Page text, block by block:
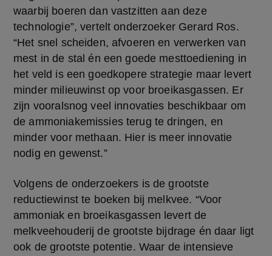
waarbij boeren dan vastzitten aan deze
technologie”, vertelt onderzoeker Gerard Ros.
“Het snel scheiden, afvoeren en verwerken van
mest in de stal én een goede mesttoediening in
het veld is een goedkopere strategie maar levert
minder milieuwinst op voor broeikasgassen. Er
zijn vooralsnog veel innovaties beschikbaar om
de ammoniakemissies terug te dringen, en
minder voor methaan. Hier is meer innovatie
nodig en gewenst.”
Volgens de onderzoekers is de grootste
reductiewinst te boeken bij melkvee. “Voor
ammoniak en broeikasgassen levert de
melkveehouderij de grootste bijdrage én daar ligt
ook de grootste potentie. Waar de intensieve